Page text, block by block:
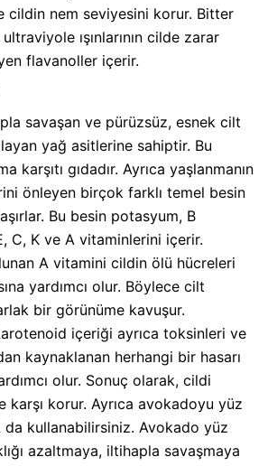
cildin nem seviyesini korur. Bitter
ışınlarının cilde zarar
flavanoller içerir.
savaşan ve pürüzsüz, esnek cilt
yağ asitlerine sahiptir. Bu
karşıtı gıdadır. Ayrıca yaşlanmanın
önleyen birçok farklı temel besin
Bu besin potasyum, B
C, K ve A vitaminlerini içerir.
A vitamini cildin ölü hücreleri
yardımcı olur. Böylece cilt
bir görünüme kavuşur.
içeriği ayrıca toksinleri ve
kaynaklanan herhangi bir hasarı
olur. Sonuç olarak, cildi
karşı korur. Ayrıca avokadoyu yüz
da kullanabilirsiniz. Avokado yüz
azaltmaya, iltihapla savaşmaya